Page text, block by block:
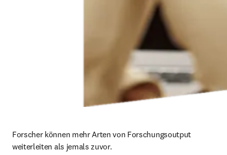
Forscher können mehr Arten von Forschungsoutput
weiterleiten als jemals zuvor.